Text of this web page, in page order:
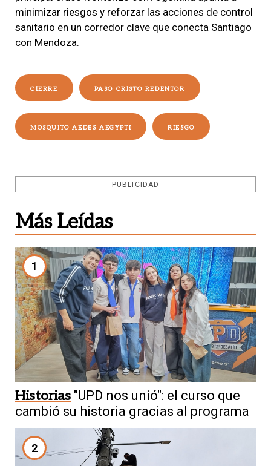
minimizar riesgos y reforzar las acciones de control
sanitario en un corredor clave que conecta Santiago
con Mendoza.
CIERRE PASO CRISTO REDENTOR
MOSQUITO AEDES AEGYPTI RIESGO
PUBLICIDAD
Más Leídas
1
Historias "UPD nos unió": el curso que
cambió su historia gracias al programa
2